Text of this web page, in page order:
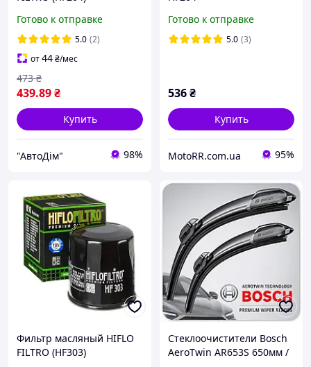
Готово к отправке
5.0 (2)
от44₴/мес
439.89₴
473 ₴
Купить
"АвтоДім" 98%
Готово к отправке
5.0 (3)
536₴
Купить
MotoRR.com.ua 95%
Фильтр масляный HIFLO
FILTRO (HF303)
Стеклоочистители Bosch
AeroTwin AR653S 650мм /